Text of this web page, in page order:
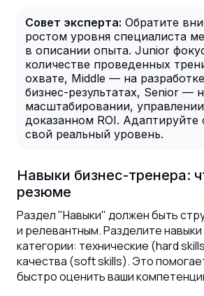
Совет эксперта: Обратите
ростом уровня специалиста
в описании опыта. Junior
количестве проведенных
охвате, Middle — на
бизнес-результатах, Senior —
масштабировании,
доказанном ROI. Адаптируйте
свой реальный уровень.
Навыки бизнес-тренера:
резюме
Раздел "Навыки" должен быть
и релевантным. Разделите навыки
категории: технические (hard
качества (soft skills). Это
быстро оценить ваши